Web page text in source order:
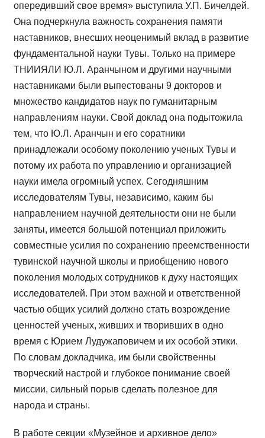
опередивший свое время» выступила У.П. Бичелдей.
Она подчеркнула важность сохранения памяти
наставников, внесших неоценимый вклад в развитие
фундаментальной науки Тувы. Только на примере
ТНИИЯЛИ Ю.Л. Аранчыном и другими научными
наставниками были выпестованы 9 докторов и
множество кандидатов наук по гуманитарным
направлениям науки. Свой доклад она подытожила
тем, что Ю.Л. Аранчын и его соратники
принадлежали особому поколению ученых Тувы и
потому их работа по управлению и организацией
науки имела огромный успех. Сегодняшним
исследователям Тувы, независимо, каким бы
направлением научной деятельности они не были
заняты, имеется большой потенциал приложить
совместные усилия по сохранению преемственности
тувинской научной школы и приобщению нового
поколения молодых сотрудников к духу настоящих
исследователей. При этом важной и ответственной
частью общих усилий должно стать возрождение
ценностей ученых, живших и творивших в одно
время с Юрием Лудужаповичем и их особой этики.
По словам докладчика, им были свойственны
творческий настрой и глубокое понимание своей
миссии, сильный порыв сделать полезное для
народа и страны.
В работе секции «Музейное и архивное дело»